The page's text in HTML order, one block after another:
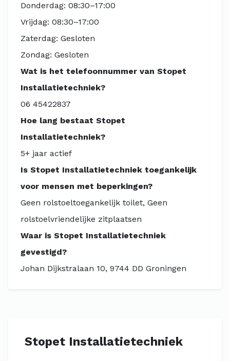
Donderdag: 08:30–17:00
Vrijdag: 08:30–17:00
Zaterdag: Gesloten
Zondag: Gesloten
Wat is het telefoonnummer van Stopet
Installatietechniek?
06 45422837
Hoe lang bestaat Stopet
Installatietechniek?
5+ jaar actief
Is Stopet Installatietechniek toegankelijk
voor mensen met beperkingen?
Geen rolstoeltoegankelijk toilet, Geen
rolstoelvriendelijke zitplaatsen
Waar is Stopet Installatietechniek
gevestigd?
Johan Dijkstralaan 10, 9744 DD Groningen
Stopet Installatietechniek